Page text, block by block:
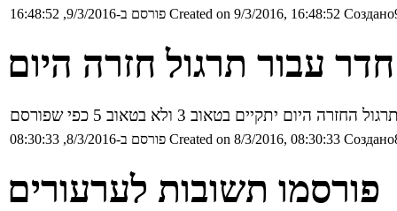
פורסם ב-9/3/2016, 16:48:52 Created on 9/3/2016, 16:48:52
חדר עבור תרגול חזרה היום
פורסם ב-8/3/2016, 08:30:33 Created on 8/3/2016, 08:30:33
פורסמו תשובות לערעורים